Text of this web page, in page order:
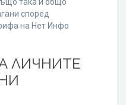
според
на Нет Инфо
ЛИЧНИТЕ